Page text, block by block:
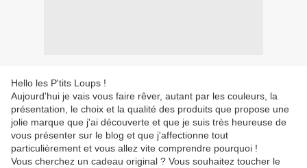
Hello les P'tits Loups !
Aujourd'hui je vais vous faire rêver, autant par les couleurs, la
présentation, le choix et la qualité des produits que propose une
jolie marque que j'ai découverte et que je suis très heureuse de
vous présenter sur le blog et que j'affectionne tout
particulièrement et vous allez vite comprendre pourquoi !
Vous cherchez un cadeau original ? Vous souhaitez toucher le